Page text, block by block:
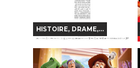
HISTOIRE, DRAME,...
LA BATAILLE DE
GAULLE - PARTIE 2 :